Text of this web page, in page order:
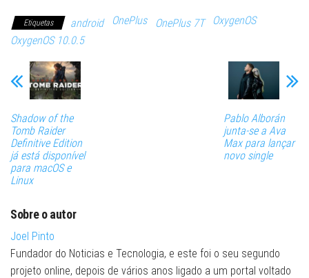
Etiquetas android OnePlus OnePlus 7T
OxygenOS
OxygenOS 10.0.5
Shadow of the
Tomb Raider
Definitive Edition
já está disponível
para macOS e
Linux
Pablo Alborán
junta-se a Ava
Max para lançar
novo single
Sobre o autor
Joel Pinto
Fundador do Noticias e Tecnologia, e este foi o seu segundo
projeto online, depois de vários anos ligado a um portal voltado